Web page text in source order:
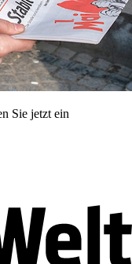
Sie jetzt ein